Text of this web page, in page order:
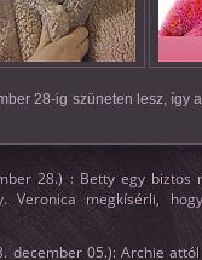
28-ig szüneten lesz, így
28.) : Betty egy biztos
megkísérli,
december 05.): Archie